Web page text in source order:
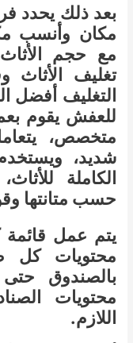
بعد ذلك يحدد
مكان وأنسب
مع حجم
تغليف الأثاث
التغليف أفضل
للعفش يقوم
متخصص،
شديد،
الكاملة
حسب متانتها
يتم عمل قائمة
محتويات كل
بالصندوق
محتويات
اللازم.